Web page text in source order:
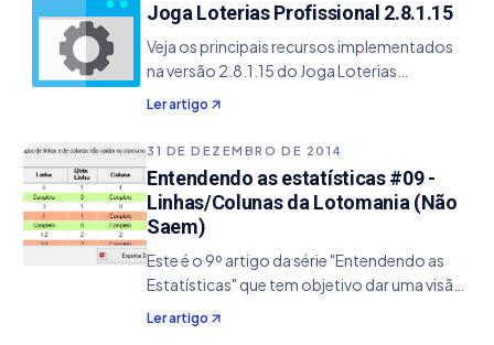
Joga Loterias Profissional 2.8.1.15
Veja os principais recursos implementados
na versão 2.8.1.15 do Joga Loterias
Profissional. - Incluído o Filtro de Linha
Regional - Incluído o Filtro de Coluna
Regional - Incluído a Estatísticas de Linha
Regional - Incluído a Estatísticas de Coluna
Regional - Resolvido bug do filtro das casas
horizontais e verticais que não carregava o
último conjunto de dezenas.
Ler artigo
31 DE DEZEMBRO DE 2014
Entendendo as estatísticas #09 -
Linhas/Colunas da Lotomania (Não
Saem)
Este é o 9º artigo da série "Entendendo as
Estatísticas" que tem objetivo dar uma visão
de conceito da sua utilização, ajudando de
um modo específico no aperfeiçoamento
Ler artigo